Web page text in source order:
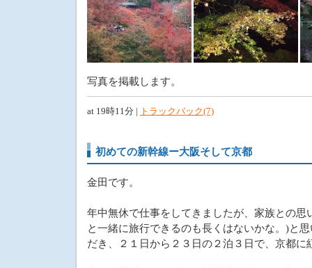
写真を掲載します。
at 19時11分 | トラックバック(7)
初めての新幹線ー大阪そして京都
金田です。
年中無休で仕事をしてきましたが、家族との思
と一緒に旅行できるのも長くはないかな。)と
だき、２１日から２３日の２泊３日で、京都に